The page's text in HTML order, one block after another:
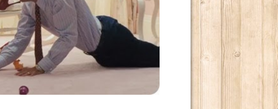
DI APRILE 2014.